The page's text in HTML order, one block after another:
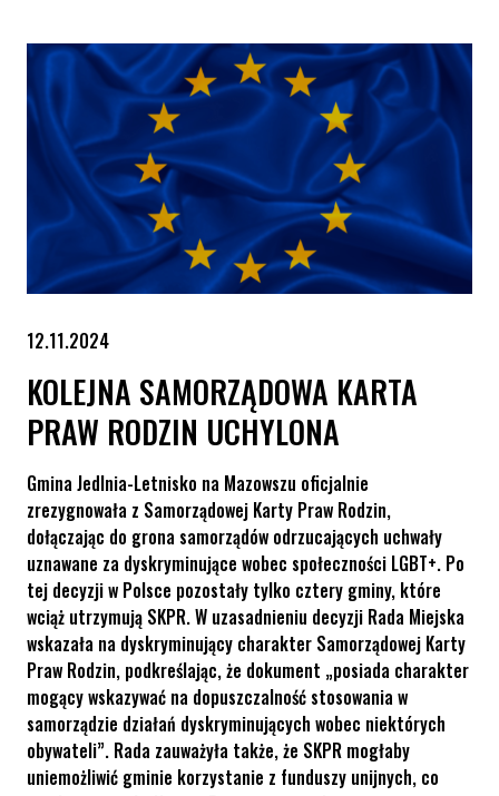
12.11.2024
KOLEJNA SAMORZĄDOWA KARTA
PRAW RODZIN UCHYLONA
Gmina Jedlnia-Letnisko na Mazowszu oficjalnie
zrezygnowała z Samorządowej Karty Praw Rodzin,
dołączając do grona samorządów odrzucających uchwały
uznawane za dyskryminujące wobec społeczności LGBT+. Po
tej decyzji w Polsce pozostały tylko cztery gminy, które
wciąż utrzymują SKPR. W uzasadnieniu decyzji Rada Miejska
wskazała na dyskryminujący charakter Samorządowej Karty
Praw Rodzin, podkreślając, że dokument „posiada charakter
mogący wskazywać na dopuszczalność stosowania w
samorządzie działań dyskryminujących wobec niektórych
obywateli”. Rada zauważyła także, że SKPR mogłaby
uniemożliwić gminie korzystanie z funduszy unijnych, co